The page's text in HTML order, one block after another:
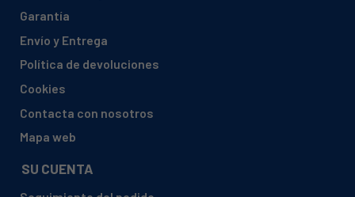
Garantía
Envío y Entrega
Política de devoluciones
Cookies
Contacta con nosotros
Mapa web
SU CUENTA